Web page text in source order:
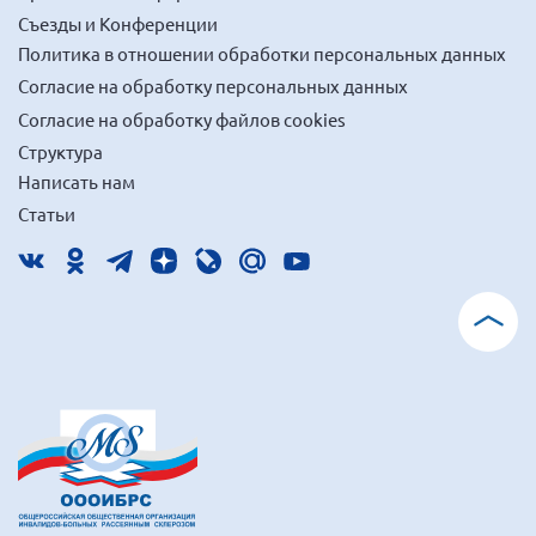
Съезды и Конференции
Политика в отношении обработки персональных данных
Согласие на обработку персональных данных
Согласие на обработку файлов cookies
Структура
Написать нам
Статьи